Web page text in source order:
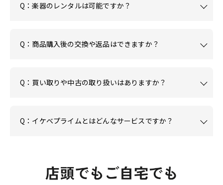
Q：楽器のレンタルは可能ですか？
Q：商品購入後の交換や返品はできますか？
Q：買い取りや中古の取り扱いはありますか？
Q：イケベプライムとはどんなサービスですか？